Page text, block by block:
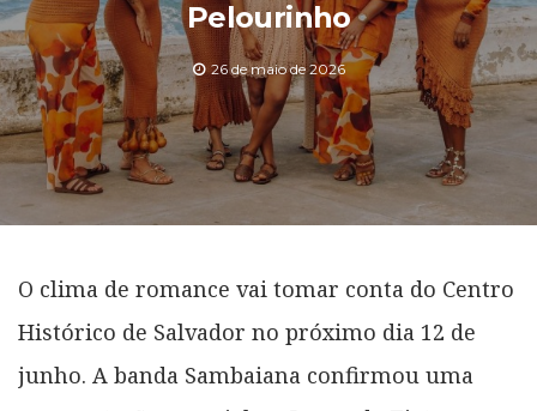
Pelourinho
26 de maio de 2026
O clima de romance vai tomar conta do Centro
Histórico de Salvador no próximo dia 12 de
junho. A banda Sambaiana confirmou uma